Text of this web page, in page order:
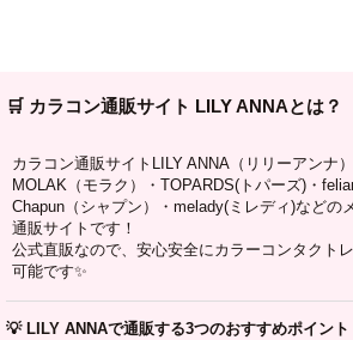
🛒 カラコン通販サイト LILY ANNAとは？
カラコン通販サイトLILY ANNA（リリーアンナ）
MOLAK（モラク）・TOPARDS(トパーズ)・
Chapun（シャプン）・melady(ミレディ)などの
通販サイトです！
公式直販なので、安心安全にカラーコンタクト
可能です✨
💡 LILY ANNAで通販する3つのおすすめポイント